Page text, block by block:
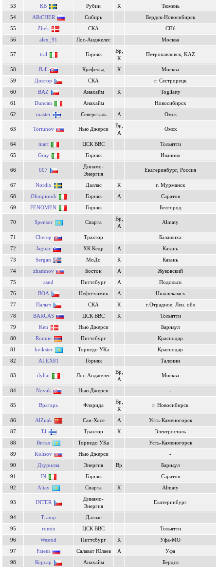
53
КВ Рубин К
Тюмень
54
ARtCHER Сибирь
Бердск-Новосибирск
55
Zhek СКА
СПб
56
alex_91 Лос-Анджелес Москва
57 tral Горняк
Вр,
К
Петропавловск, KAZ
58 Ball Крефельд К
Москва
59
Доктор СКА
г. Сестрорецк
60
BAZ Анахайм К
Togliatty
61
Duncan Анахайм
Новосибирск
62
master Северсталь А Омск
63 Tortunov Нью Джерси
Вр,
А
Омск
64 mart ЦСК ВВС
Тольятти
65
Gray Горняк Иваново
66 007
Динамо-
Энергия
Екатеринбург, Россия
67 Nordix Даллас К
г. Мурманск
68
Olimpionik Горняк А
Саратов
69
FENOMEN Горняк Белгород
70 Spensor Спарта
Вр,
А
Almaty
71 Cherep Трактор
Балашиха
72
Jaguar ХК Кедр А
Казань
73
Sergan МоДо К
Казань
74
zhamnov Бостон А
Жуковский
75
asnd Питтсбург А
Подольск
76
BOA Нефтехимик А
Нижнекамск
77
Палыч СКА К
г.Отрадное, Лен. обл
78
BARCAS ЦСК ВВС К
Тольятти
79
Ken Нью Джерси
Барнаул
80
Ronnie Питтсбург
Краснодар
81
kvikster Торпедо УКа
Краснодар
82
ALEX81 Горняк Таллинн
83 ilyhai Лос-Анджелес
Вр,
А
Москва
84 Novak Нью Джерси -
85 Вратарь Флорида
Вр,
К
г. Новосибирск
86 AlZnak Сан-Хосе А
Усть-Каменогорск
87
TJ Трактор К
Электросталь
88
Витал Торпедо УКа
Усть-Каменогорск
89
Koltsov Нью Джерси
-
90
Дзурилла Энергия Вр
Барнаул
91
IN Горняк
Саратов
92
Altay Спарта К Almaty
93 INTER
Динамо-
Энергия
Екатеринбург
94 Tramp Даллас
-
95
romio ЦСК ВВС
Тольятти
96
Westod Питтсбург К
Уфа-МО
97
Fatem Салават Юлаев А
Уфа
98
Корсар Анахайм
Бердск